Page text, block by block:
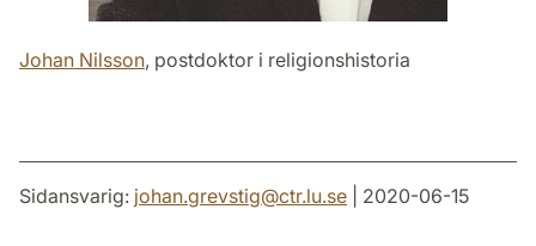
Johan Nilsson, postdoktor i religionshistoria
Sidansvarig: johan.grevstig@ctr.lu.se | 2020-06-15